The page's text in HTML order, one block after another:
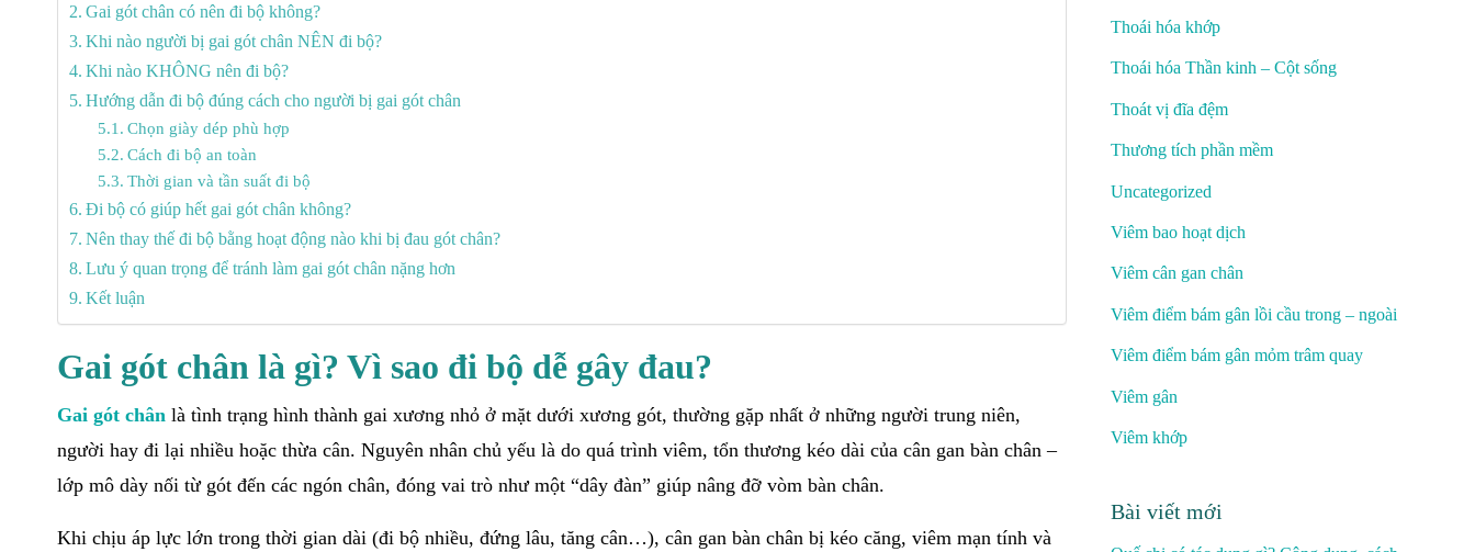
Gai gót chân có nên đi bộ không?
Khi nào người bị gai gót chân NÊN đi bộ?
Khi nào KHÔNG nên đi bộ?
Hướng dẫn đi bộ đúng cách cho người bị gai gót chân
Chọn giày dép phù hợp
Cách đi bộ an toàn
Thời gian và tần suất đi bộ
Đi bộ có giúp hết gai gót chân không?
Nên thay thế đi bộ bằng hoạt động nào khi bị đau gót chân?
Lưu ý quan trọng để tránh làm gai gót chân nặng hơn
Kết luận
Gai gót chân là gì? Vì sao đi bộ dễ gây đau?
Gai gót chân là tình trạng hình thành gai xương nhỏ ở mặt dưới xương gót, thường gặp nhất ở những người trung niên,
người hay đi lại nhiều hoặc thừa cân. Nguyên nhân chủ yếu là do quá trình viêm, tổn thương kéo dài của cân gan bàn chân –
lớp mô dày nối từ gót đến các ngón chân, đóng vai trò như một “dây đàn” giúp nâng đỡ vòm bàn chân.
Khi chịu áp lực lớn trong thời gian dài (đi bộ nhiều, đứng lâu, tăng cân…), cân gan bàn chân bị kéo căng, viêm mạn tính và
Thoái hóa khớp
Thoái hóa Thần kinh – Cột sống
Thoát vị đĩa đệm
Thương tích phần mềm
Uncategorized
Viêm bao hoạt dịch
Viêm cân gan chân
Viêm điểm bám gân lồi cầu trong – ngoài
Viêm điểm bám gân mỏm trâm quay
Viêm gân
Viêm khớp
Bài viết mới